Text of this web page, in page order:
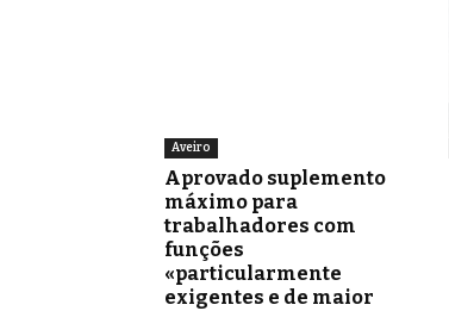
Aveiro
Aprovado suplemento
máximo para
trabalhadores com
funções
«particularmente
exigentes e de maior